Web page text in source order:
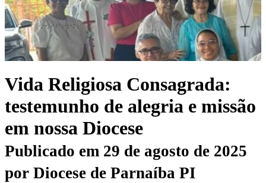
Vida Religiosa Consagrada:
testemunho de alegria e missão
em nossa Diocese
Publicado em 29 de agosto de 2025
por Diocese de Parnaíba PI